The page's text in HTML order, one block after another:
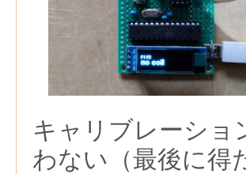
キャリブレーショ
わない（最後に得